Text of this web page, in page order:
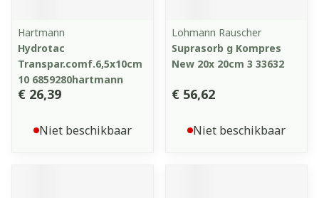
Hartmann
Hydrotac
Transpar.comf.6,5x10cm
10 6859280hartmann
€ 26,39
Niet beschikbaar
Lohmann Rauscher
Suprasorb g Kompres
New 20x 20cm 3 33632
€ 56,62
Niet beschikbaar